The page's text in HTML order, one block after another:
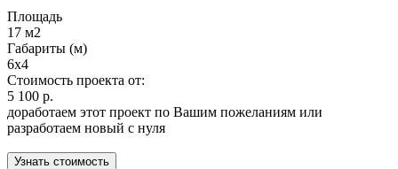
Площадь
17 м2
Габариты (м)
6x4
Стоимость проекта от:
5 100 р.
доработаем этот проект по Вашим пожеланиям или
разработаем новый с нуля
Узнать стоимость